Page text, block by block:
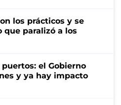
los prácticos y se
que paralizó a los
el Gobierno
y ya hay impacto